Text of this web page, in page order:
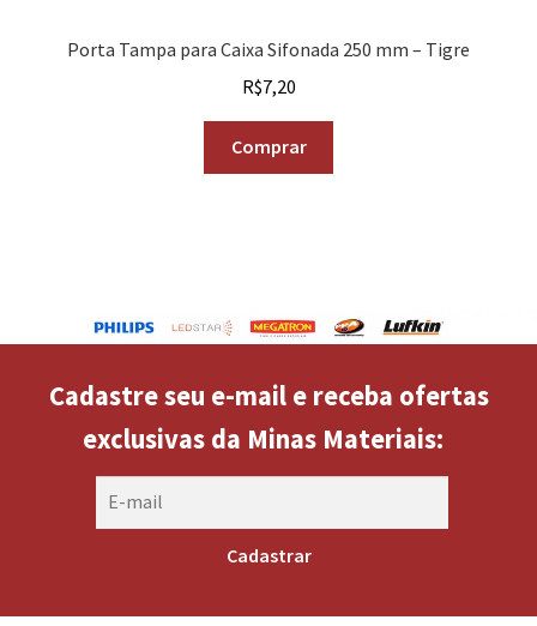
Porta Tampa para Caixa Sifonada 250 mm – Tigre
R$7,20
Comprar
Cadastre seu e-mail e receba ofertas
exclusivas da Minas Materiais: